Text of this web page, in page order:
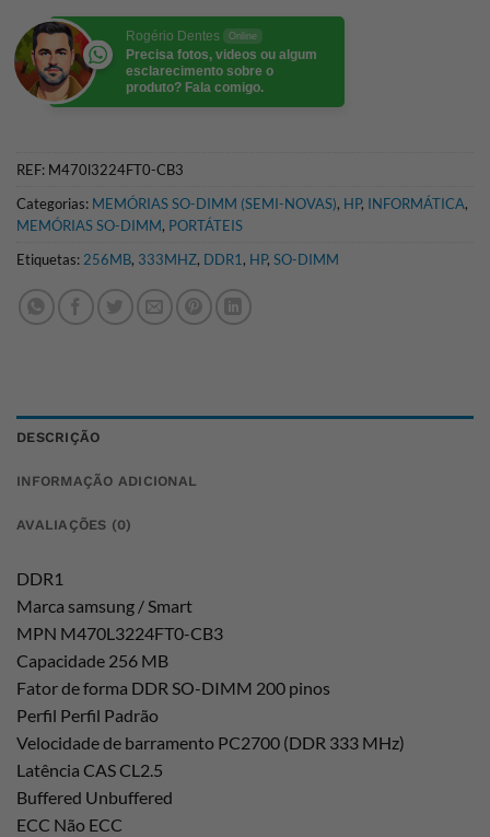
Rogério Dentes Online
Precisa fotos, videos ou algum
esclarecimento sobre o
produto? Fala comigo.
REF: M470l3224FT0-CB3
Categorias: MEMÓRIAS SO-DIMM (SEMI-NOVAS), HP, INFORMÁTICA,
MEMÓRIAS SO-DIMM, PORTÁTEIS
Etiquetas: 256MB, 333MHZ, DDR1 , HP, SO-DIMM
DESCRIÇÃO
INFORMAÇÃO ADICIONAL
AVALIAÇÕES (0)
DDR1
Marca samsung / Smart
MPN M470L3224FT0-CB3
Capacidade 256 MB
Fator de forma DDR SO-DIMM 200 pinos
Perfil Perfil Padrão
Velocidade de barramento PC2700 (DDR 333 MHz)
Latência CAS CL2.5
Buffered Unbuffered
ECC Não ECC